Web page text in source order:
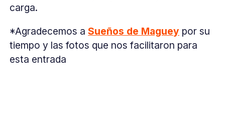
carga.
*Agradecemos aSueños de Maguey por su
tiempo y las fotos que nos facilitaron para
esta entrada